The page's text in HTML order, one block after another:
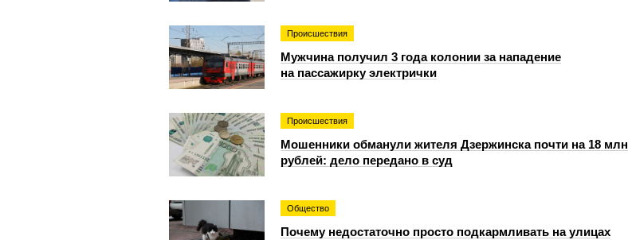
Происшествия
Мужчина получил 3 года колонии за нападение
на пассажирку электрички
Происшествия
Мошенники обманули жителя Дзержинска почти на 18 млн
рублей: дело передано в суд
Общество
Почему недостаточно просто подкармливать на улицах